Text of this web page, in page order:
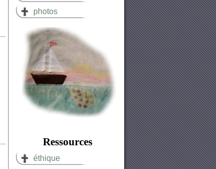
photos
Ressources
éthique